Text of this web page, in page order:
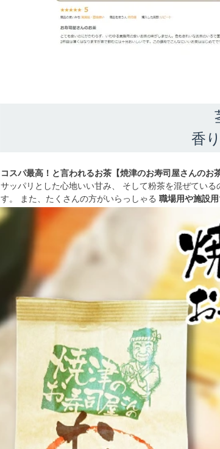
香
コスパ最高！と言われるお茶【焼津のお寿司屋さんのお茶
サッパリとした心地いい甘み、 そして粉茶を混ぜている
す。 また、たくさんの方がいらっしゃる 職場用や施設用